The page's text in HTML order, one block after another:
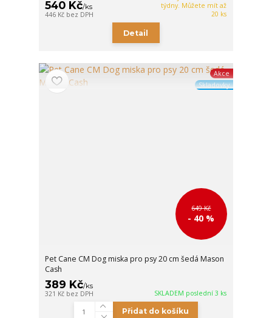
540 Kč/ks
446 Kč bez DPH
týdny. Můžete mít až
20 ks
Detail
Akce
Skladovky
649 Kč
- 40 %
Pet Cane CM Dog miska pro psy 20 cm šedá Mason
Cash
389 Kč/ks
321 Kč bez DPH SKLADEM poslední 3 ks
Přidat do košíku